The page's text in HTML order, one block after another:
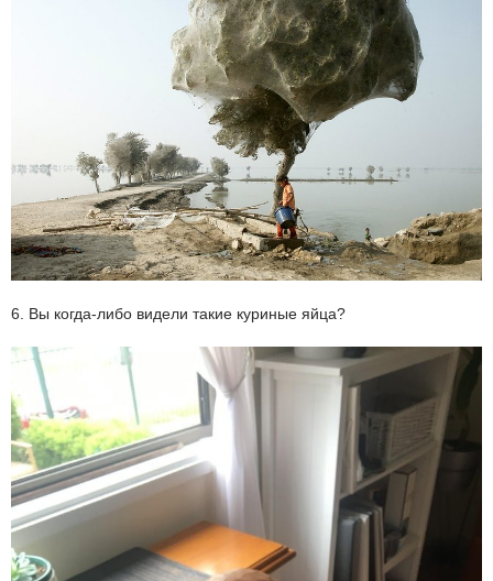
6. Вы когда-либо видели такие куриные яйца?